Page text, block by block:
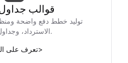
قوالب
توليد خطط دفع واضحة
الاسترداد، وجداول العوائد.
تعرف على>